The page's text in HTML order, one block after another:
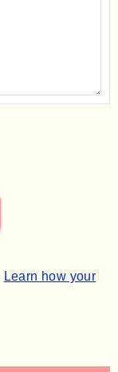
Learn how your